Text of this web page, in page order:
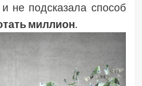
не подсказала способ
миллион.